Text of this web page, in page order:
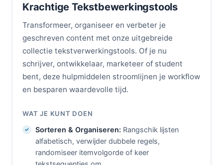
Krachtige Tekstbewerkingstools
Transformeer, organiseer en verbeter je
geschreven content met onze uitgebreide
collectie tekstverwerkingstools. Of je nu
schrijver, ontwikkelaar, marketeer of student
bent, deze hulpmiddelen stroomlijnen je workflow
en besparen waardevolle tijd.
WAT JE KUNT DOEN
Sorteren & Organiseren: Rangschik lijsten
alfabetisch, verwijder dubbele regels,
randomiseer itemvolgorde of keer